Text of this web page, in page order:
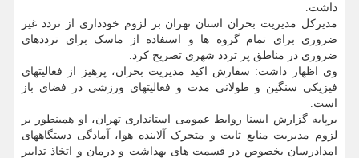
داشت.
مدیرکل مدیریت بحران استان تهران بر لزوم خودداری از تردد غیر
ضروری برای تمام گروه ها و استفاده از ماسک برای ترددهای
ضروری در مناطق پر تردد شهری تصریح کرد.
وی اظهار داشت: سفارش اکید مدیریت بحران، پرهیز از فعالیتهای
فیزیکی سنگین و طولانی مدت و فعالیتهای ورزشی در فضای باز
است.
برپایه گزارش ایسنا روابط عمومی استانداری تهران، او همینطور بر
لزوم مدیریت منابع ثابت و متحرک آلاینده هوا، آمادگی دستگاههای
امدادرسان بخصوص در قسمت های بهداشت و درمان و اتخاذ تدابیر